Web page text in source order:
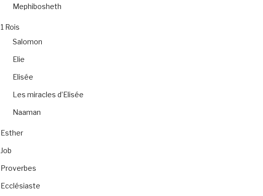
Mephibosheth
1 Rois
Salomon
Elie
Elisée
Les miracles d’Elisée
Naaman
Esther
Job
Proverbes
Ecclésiaste